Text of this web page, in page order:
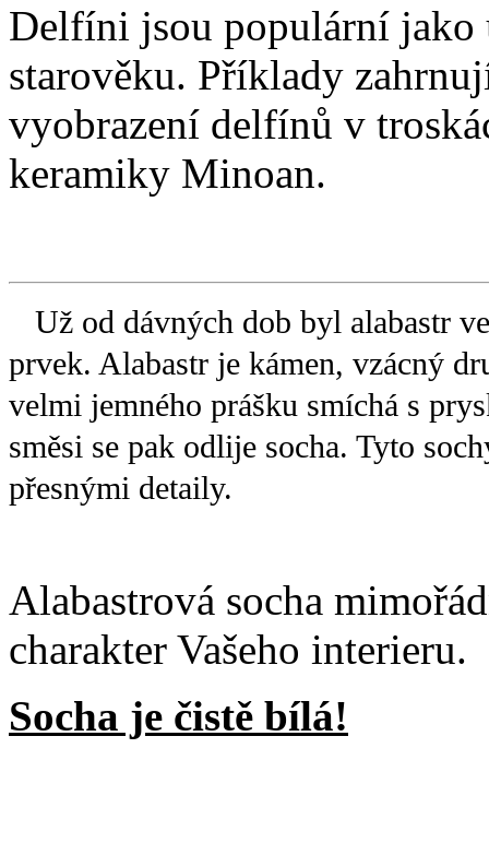
Delfíni jsou populární jako
starověku. Příklady
vyobrazení delfínů v
keramiky Minoan.
Už od dávných dob byl alabastr
prvek. Alabastr je kámen, vzácný
velmi jemného prášku smíchá s
směsi se pak odlije socha. Tyto
přesnými detaily.
Alabastrová socha
charakter Vašeho interieru.
Socha je čistě bílá!